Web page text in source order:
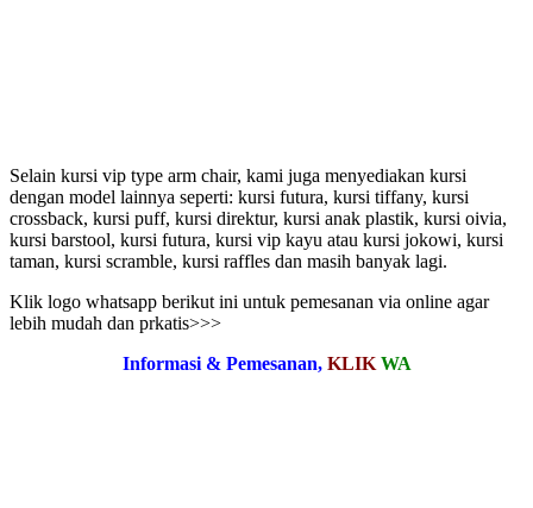
Selain kursi vip type arm chair, kami juga menyediakan kursi
dengan model lainnya seperti: kursi futura, kursi tiffany, kursi
crossback, kursi puff, kursi direktur, kursi anak plastik, kursi oivia,
kursi barstool, kursi futura, kursi vip kayu atau kursi jokowi, kursi
taman, kursi scramble, kursi raffles dan masih banyak lagi.
Klik logo whatsapp berikut ini untuk pemesanan via online agar
lebih mudah dan prkatis>>>
Informasi & Pemesanan, KLIK WA